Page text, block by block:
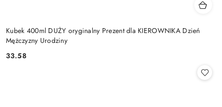
Kubek 400ml DUŻY oryginalny Prezent dla KIEROWNIKA Dzień
Mężczyzny Urodziny
Cena:
33.58